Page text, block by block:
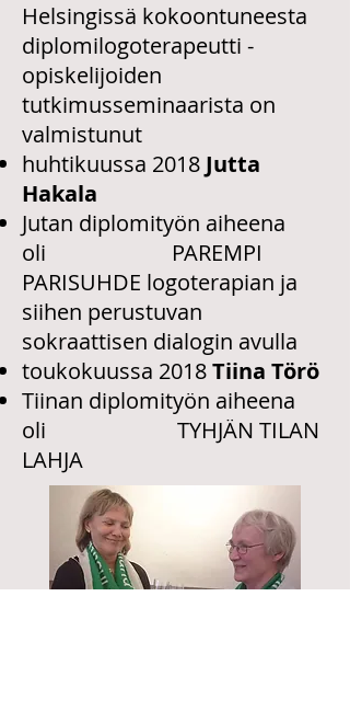
Helsingissä kokoontuneesta
diplomilogoterapeutti -
opiskelijoiden
tutkimusseminaarista on
valmistunut
huhtikuussa 2018 Jutta
Hakala
Jutan diplomityön aiheena
oli PAREMPI
PARISUHDE logoterapian ja
siihen perustuvan
sokraattisen dialogin avulla
toukokuussa 2018Tiina Törö
Tiinan diplomityön aiheena
oli TYHJÄN TILAN
LAHJA